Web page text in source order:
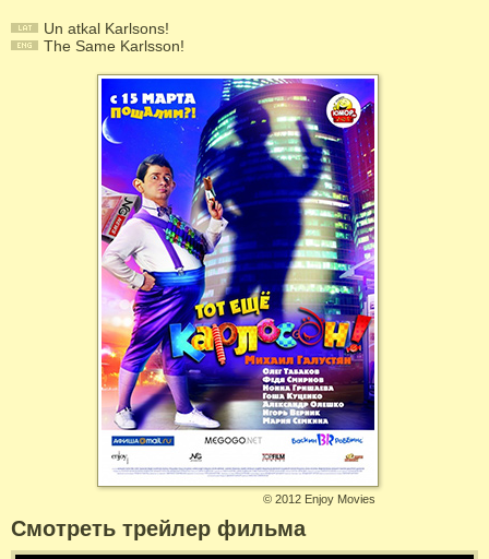
Un atkal Karlsons!
The Same Karlsson!
© 2012 Enjoy Movies
Смотреть трейлер фильма